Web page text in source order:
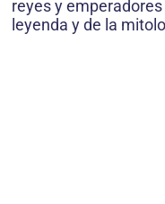
reyes y
leyenda y de la